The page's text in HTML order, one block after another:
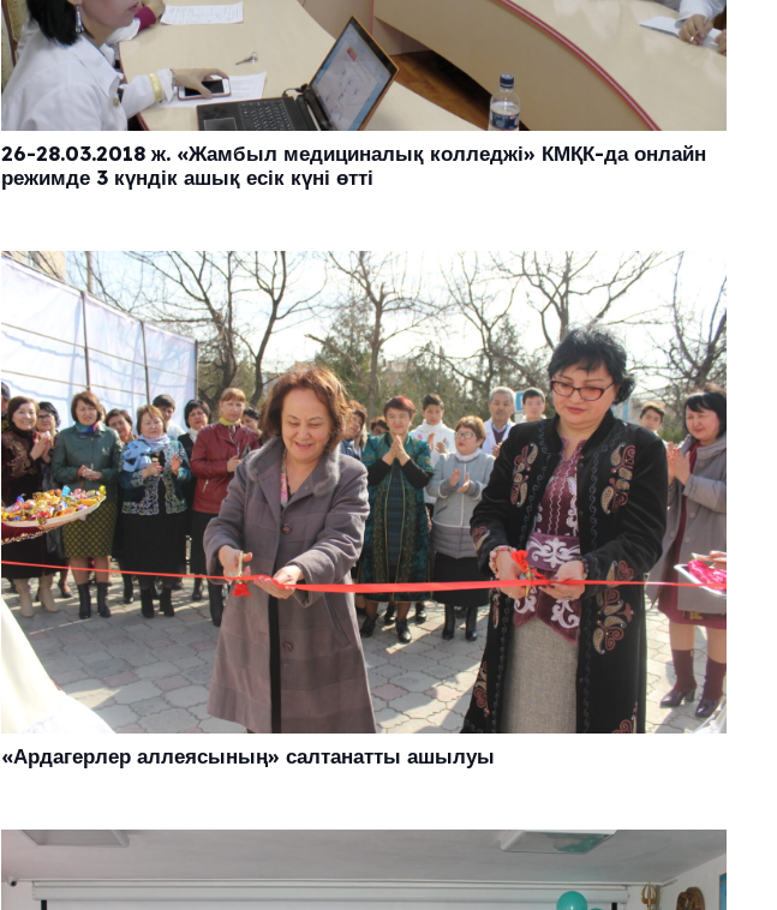
26-28.03.2018 ж. «Жамбыл медициналық колледжі» КМҚК-да онлайн
режимде 3 күндік ашық есік күні өтті
«Ардагерлер аллеясының» салтанатты ашылуы